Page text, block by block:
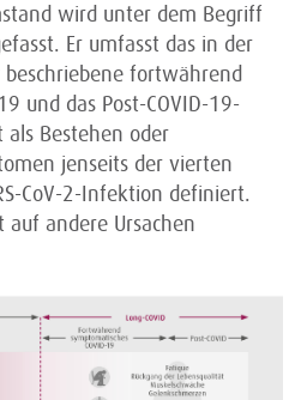
wird unter dem Begriff
Er umfasst das in der
fortwährend
und das Post-COVID-19-
als Bestehen oder
jenseits der vierten
CoV-2-Infektion definiert.
auf andere Ursachen